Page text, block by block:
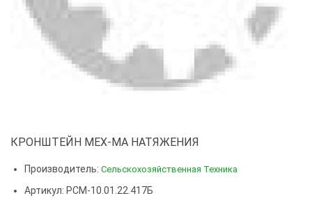
КРОНШТЕЙН МЕХ-МА НАТЯЖЕНИЯ
Производитель: Сельскохозяйственная Техника
Артикул: РСМ-10.01.22.417Б